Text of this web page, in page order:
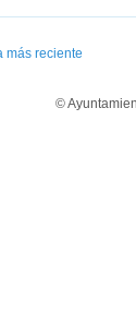
más reciente
©